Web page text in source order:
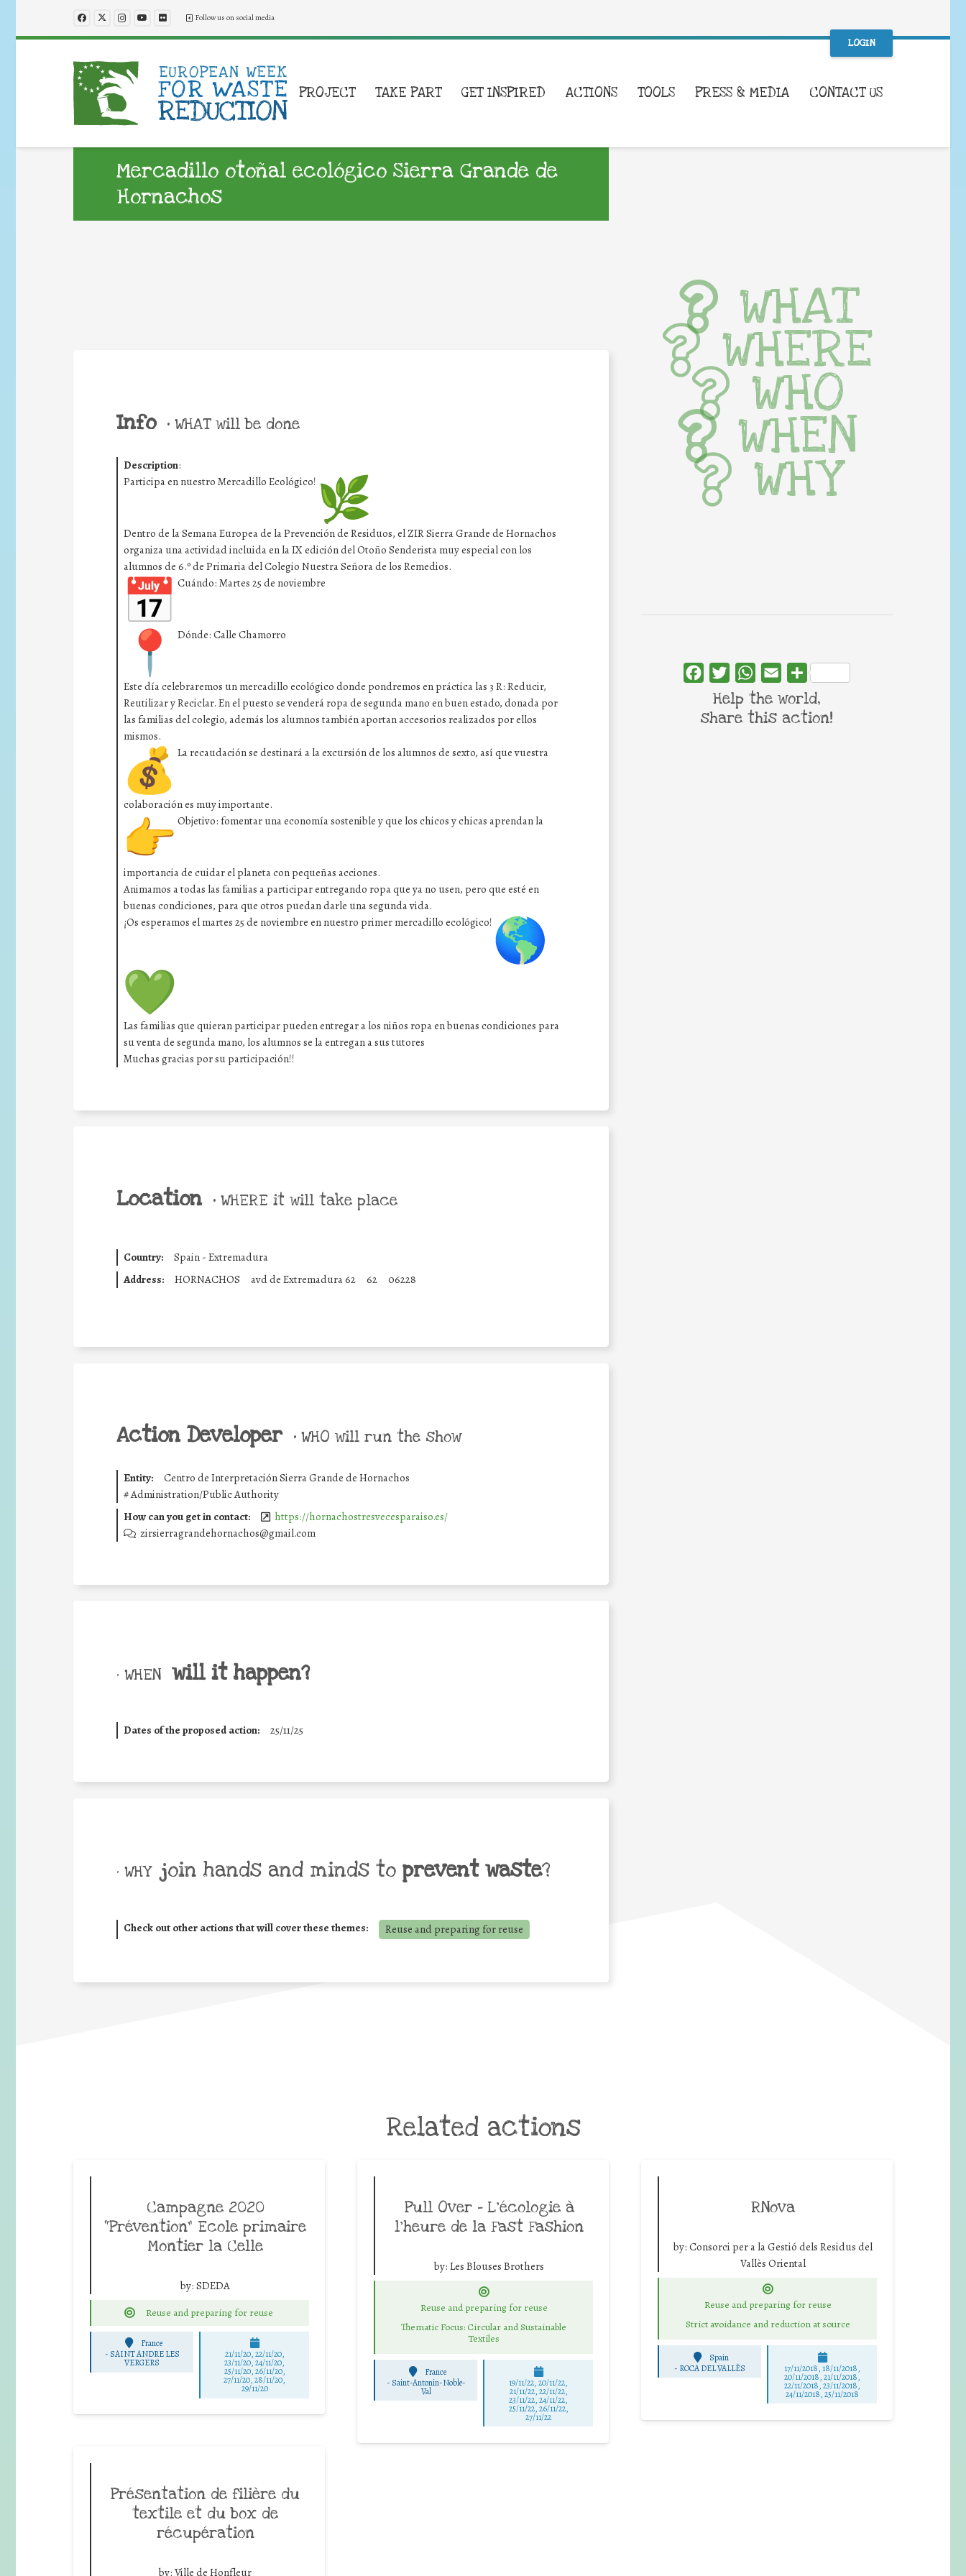
Follow us on social media
LOGIN
PROJECT TAKE PART GET INSPIRED ACTIONS TOOLS PRESS & MEDIA CONTACT US
Mercadillo otoñal ecológico Sierra Grande de
Hornachos
Info • WHAT will be done
Description:
Participa en nuestro Mercadillo Ecológico!
Dentro de la Semana Europea de la Prevención de Residuos, el ZIR Sierra Grande de Hornachos
organiza una actividad incluida en la IX edición del Otoño Senderista muy especial con los
alumnos de 6.º de Primaria del Colegio Nuestra Señora de los Remedios.
Cuándo: Martes 25 de noviembre
Dónde: Calle Chamorro
Este día celebraremos un mercadillo ecológico donde pondremos en práctica las 3 R: Reducir,
Reutilizar y Reciclar. En el puesto se venderá ropa de segunda mano en buen estado, donada por
las familias del colegio, además los alumnos también aportan accesorios realizados por ellos
mismos.
La recaudación se destinará a la excursión de los alumnos de sexto, así que vuestra
colaboración es muy importante.
Objetivo: fomentar una economía sostenible y que los chicos y chicas aprendan la
importancia de cuidar el planeta con pequeñas acciones.
Animamos a todas las familias a participar entregando ropa que ya no usen, pero que esté en
buenas condiciones, para que otros puedan darle una segunda vida.
¡Os esperamos el martes 25 de noviembre en nuestro primer mercadillo ecológico!
Las familias que quieran participar pueden entregar a los niños ropa en buenas condiciones para
su venta de segunda mano, los alumnos se la entregan a sus tutores
Muchas gracias por su participación!!
Location • WHERE it will take place
Country:
Spain - Extremadura
Address:
HORNACHOS avd de Extremadura 62 62 06228
Action Developer • WHO will run the show
Entity:
Centro de Interpretación Sierra Grande de Hornachos
#Administration/Public Authority
How can you get in contact:
https://hornachostresvecesparaiso.es/
zirsierragrandehornachos@gmail.com
• WHEN will it happen?
Dates of the proposed action: 25/11/25
• WHY join hands and minds to prevent waste?
Check out other actions that will cover these themes: Reuse and preparing for reuse
WHAT
WHERE
WHO
WHEN
WHY
FacebookTwitterWhatsApp
Email Share
Help the world,
share this action!
Related actions
Campagne 2020
“Prévention” Ecole primaire
Montier la Celle
by: SDEDA
Reuse and preparing for reuse
France
- SAINT ANDRE LES
VERGERS
21/11/20, 22/11/20,
23/11/20, 24/11/20,
25/11/20, 26/11/20,
27/11/20, 28/11/20,
29/11/20
Pull Over – L’écologie à
l’heure de la Fast Fashion
by: Les Blouses Brothers
Reuse and preparing for reuse
Thematic Focus: Circular and Sustainable
Textiles
France
- Saint-Antonin-Noble-
Val
19/11/22, 20/11/22,
21/11/22, 22/11/22,
23/11/22, 24/11/22,
25/11/22, 26/11/22,
27/11/22
RNova
by: Consorci per a la Gestió dels Residus del
Vallès Oriental
Reuse and preparing for reuse
Strict avoidance and reduction at source
Spain
- ROCA DEL VALLÈS 17/11/2018, 18/11/2018,
20/11/2018, 21/11/2018,
22/11/2018, 23/11/2018,
24/11/2018, 25/11/2018
Présentation de filière du
textile et du box de
récupération
by: Ville de Honfleur